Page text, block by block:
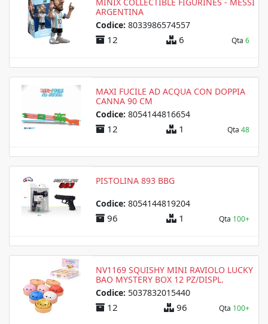
ARGENTINA
Codice: 8033986574557
12 6 Qta 6
MAXI FUCILE AD ACQUA CON DOPPIA
CANNA 90 CM
Codice: 8054144816654
12 1 Qta 48
PISTOLINA 893 BBG
Codice: 8054144819204
96 1 Qta 100+
NV1169 SQUISHY MINI RAVIOLO LUCKY
BAO MYSTERY BOX 12 PZ/DISPL.
Codice: 5037832015440
12 96 Qta 100+